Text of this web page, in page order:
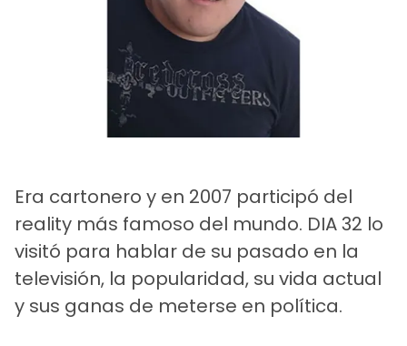
Era cartonero y en 2007 participó del
reality más famoso del mundo. DIA 32 lo
visitó para hablar de su pasado en la
televisión, la popularidad, su vida actual
y sus ganas de meterse en política.